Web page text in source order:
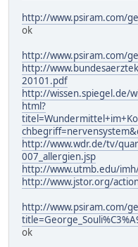
http://www.psiram.com/
ok
http://www.psiram.com/
http://
20101.pdf
http://wissen.spiegel.de/
html?
http://www.wdr.de/tv/
007_allergien.jsp
http://www.utmb.edu/
http://www.jstor.org/
http://www.psiram.com/
ok